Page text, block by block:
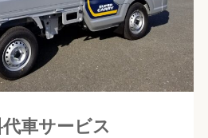
車サービス